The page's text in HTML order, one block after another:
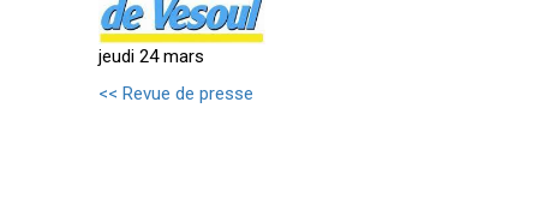
jeudi 24 mars
<< Revue de presse